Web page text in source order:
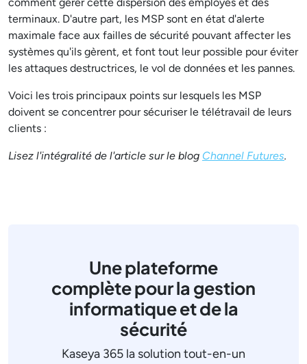
terminaux. D'autre part, les MSP sont en état d'alerte
maximale face aux failles de sécurité pouvant affecter les
systèmes qu'ils gèrent, et font tout leur possible pour éviter
les attaques destructrices, le vol de données et les pannes.
Voici les trois principaux points sur lesquels les MSP
doivent se concentrer pour sécuriser le télétravail de leurs
clients :
Lisez l'intégralité de l'article sur le blog Channel Futures.
Une plateforme
complète pour la gestion
informatique et de la
sécurité
Kaseya 365 la solution tout-en-un